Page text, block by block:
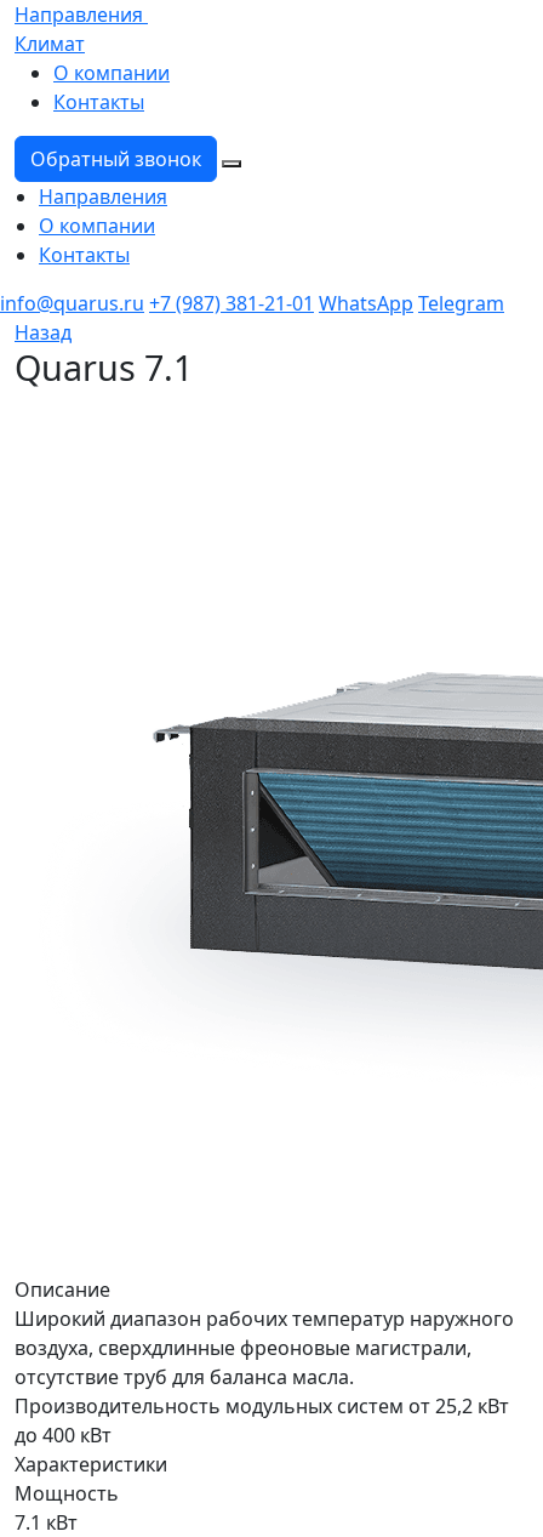
Направления
Климат
О компании
Контакты
Обратный звонок
Направления
О компании
Контакты
info@quarus.ru +7 (987) 381-21-01 WhatsApp Telegram
Назад
Quarus 7.1
Описание
Широкий диапазон рабочих температур наружного
воздуха, cверхдлинные фреоновые магистрали,
отсутствие труб для баланса масла.
Производительность модульных систем от 25,2 кВт
до 400 кВт
Характеристики
Мощность
7.1 кВт